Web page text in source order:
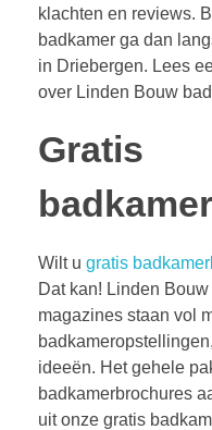
CONTACT
klachten en reviews.
badkamer ga dan
in Driebergen. Lees
over Linden Bouw
Gratis
Wilt u gratis
Dat kan! Linden
magazines staan vol
ideeën. Het gehele
badkamerbrochures
uit onze gratis